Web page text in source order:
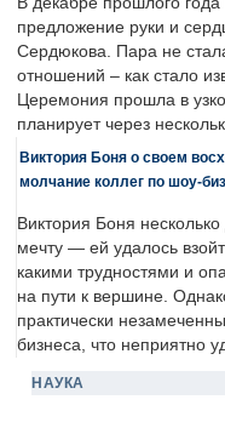
предложение руки и
Сердюкова. Пара не
отношений – как стало
Церемония прошла в
планирует через
Виктория Боня о своем
молчание коллег по шоу-
Виктория Боня
мечту — ей удалось
какими трудностями и
на пути к вершине.
практически
бизнеса, что неприятно
НАУКА